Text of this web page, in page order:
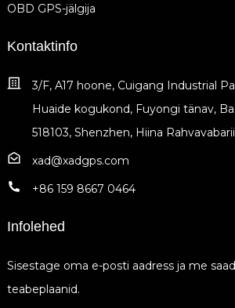
OBD GPS-jälgija
Kontaktinfo
3/F, A17 hoone, Cuigang Industrial
Huaide kogukond, Fuyongi tänav,
518103, Shenzhen, Hiina
xad@xadgps.com
+86 159 8667 0464
Infolehed
Sisestage oma e-posti aadress ja me
teabeplaanid.